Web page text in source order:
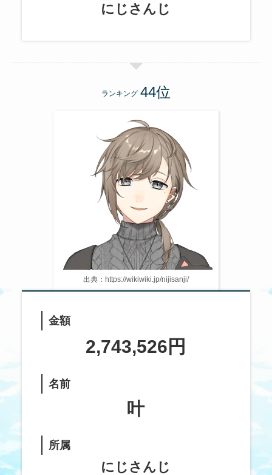
にじさんじ
ランキング
出典：https://wikiwiki.jp/nijisanji/
金額
2,743,526円
名前
叶
所属
にじさんじ